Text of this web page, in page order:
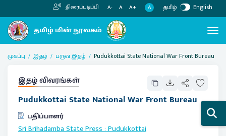
திரைப்படிப்பி A- A A+ A தமிழ் English
முகப்பு இதழ் பருவ இதழ் Pudukkottai State National War Front Bureau
இதழ் விவரங்கள்
Pudukkottai State National War Front Bureau
பதிப்பாளர்
Sri Brihadamba State Press:Pudukkottai